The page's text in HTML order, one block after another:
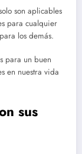
son aplicables
para cualquier
los demás.
para un buen
en nuestra vida
sus